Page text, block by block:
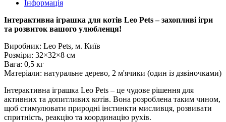
Інформація
Інтерактивна іграшка для котів Leo Pets – захопливі ігри
та розвиток вашого улюбленця!
Виробник: Leo Pets, м. Київ
Розміри: 32×32×8 см
Вага: 0,5 кг
Матеріали: натуральне дерево, 2 м'ячики (один із дзвіночками)
Інтерактивна іграшка Leo Pets – це чудове рішення для
активних та допитливих котів. Вона розроблена таким чином,
щоб стимулювати природні інстинкти мисливця, розвивати
спритність, реакцію та координацію рухів.